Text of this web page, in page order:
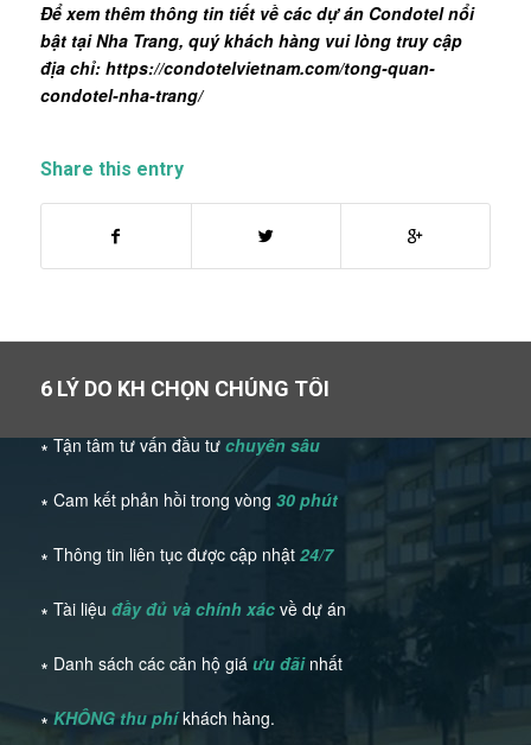
Để xem thêm thông tin tiết về các dự án Condotel nổi
bật tại Nha Trang, quý khách hàng vui lòng truy cập
địa chỉ: https://condotelvietnam.com/tong-quan-
condotel-nha-trang/
Share this entry
6 LÝ DO KH CHỌN CHÚNG TÔI
∗ Tận tâm tư vấn đầu tưchuyên sâu
∗ Cam kết phản hồi trong vòng 30 phút
∗ Thông tin liên tục được cập nhật 24/7
∗ Tài liệu đầy đủ và chính xácvề dự án
∗ Danh sách các căn hộ giá ưu đãinhất
∗ KHÔNG thu phíkhách hàng.